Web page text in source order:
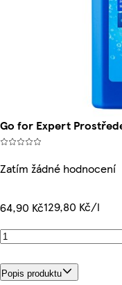
Go for Expert
Zatím žádné hodnocení
64,90 Kč129,80 Kč/l
Popis produktu